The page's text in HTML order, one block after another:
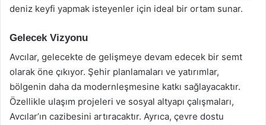
deniz keyfi yapmak isteyenler için ideal bir ortam sunar.
Gelecek Vizyonu
Avcılar, gelecekte de gelişmeye devam edecek bir semt
olarak öne çıkıyor. Şehir planlamaları ve yatırımlar,
bölgenin daha da modernleşmesine katkı sağlayacaktır.
Özellikle ulaşım projeleri ve sosyal altyapı çalışmaları,
Avcılar’ın cazibesini artıracaktır. Ayrıca, çevre dostu